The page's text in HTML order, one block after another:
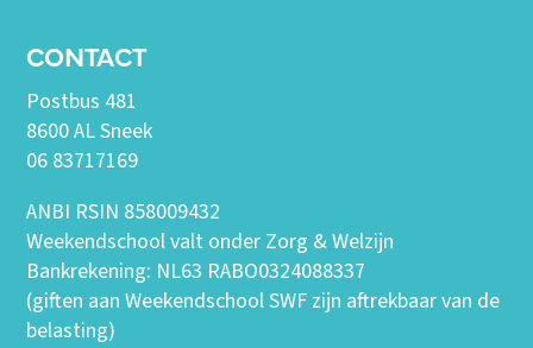
CONTACT
Postbus 481
8600 AL Sneek
06 83717169
ANBI RSIN 858009432
Weekendschool valt onder Zorg & Welzijn
Bankrekening: NL63 RABO0324088337
(giften aan Weekendschool SWF zijn aftrekbaar van de
belasting)